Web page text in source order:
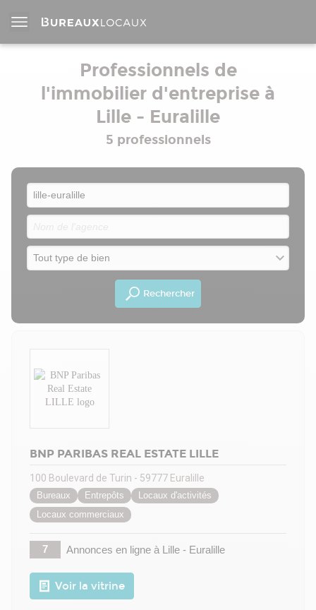
Professionnels de
l'immobilier d'entreprise à
Lille - Euralille
5 professionnels
Rechercher
BNP PARIBAS REAL ESTATE LILLE
100 Boulevard de Turin - 59777 Euralille
Bureaux Entrepôts
Locaux d'activités
Locaux commerciaux
7 Annonces en ligneà Lille - Euralille
Voir la vitrine